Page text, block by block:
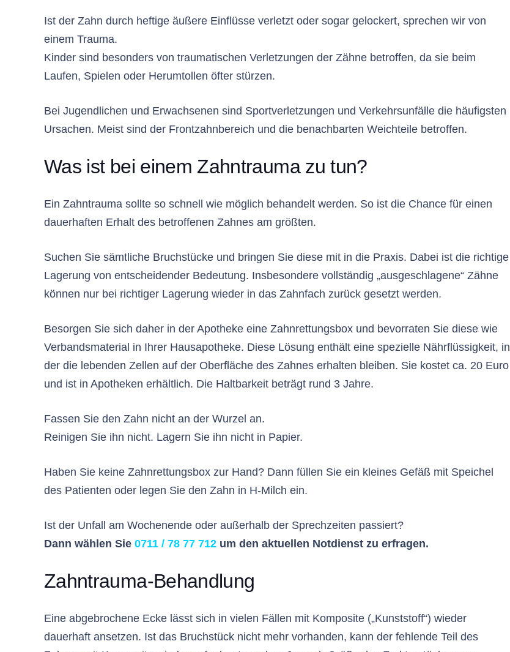
Ist der Zahn durch heftige äußere Einflüsse verletzt oder sogar gelockert, sprechen wir von
einem Trauma.
Kinder sind besonders von traumatischen Verletzungen der Zähne betroffen, da sie beim
Laufen, Spielen oder Herumtollen öfter stürzen.
Bei Jugendlichen und Erwachsenen sind Sportverletzungen und Verkehrsunfälle die häufigsten
Ursachen. Meist sind der Frontzahnbereich und die benachbarten Weichteile betroffen.
Was ist bei einem Zahntrauma zu tun?
Ein Zahntrauma sollte so schnell wie möglich behandelt werden. So ist die Chance für einen
dauerhaften Erhalt des betroffenen Zahnes am größten.
Suchen Sie sämtliche Bruchstücke und bringen Sie diese mit in die Praxis. Dabei ist die richtige
Lagerung von entscheidender Bedeutung. Insbesondere vollständig „ausgeschlagene“ Zähne
können nur bei richtiger Lagerung wieder in das Zahnfach zurück gesetzt werden.
Besorgen Sie sich daher in der Apotheke eine Zahnrettungsbox und bevorraten Sie diese wie
Verbandsmaterial in Ihrer Hausapotheke. Diese Lösung enthält eine spezielle Nährflüssigkeit, in
der die lebenden Zellen auf der Oberfläche des Zahnes erhalten bleiben. Sie kostet ca. 20 Euro
und ist in Apotheken erhältlich. Die Haltbarkeit beträgt rund 3 Jahre.
Fassen Sie den Zahn nicht an der Wurzel an.
Reinigen Sie ihn nicht. Lagern Sie ihn nicht in Papier.
Haben Sie keine Zahnrettungsbox zur Hand? Dann füllen Sie ein kleines Gefäß mit Speichel
des Patienten oder legen Sie den Zahn in H-Milch ein.
Ist der Unfall am Wochenende oder außerhalb der Sprechzeiten passiert?
Dann wählen Sie 0711 / 78 77 712 um den aktuellen Notdienst zu erfragen.
Zahntrauma-Behandlung
Eine abgebrochene Ecke lässt sich in vielen Fällen mit Komposite („Kunststoff“) wieder
dauerhaft ansetzen. Ist das Bruchstück nicht mehr vorhanden, kann der fehlende Teil des